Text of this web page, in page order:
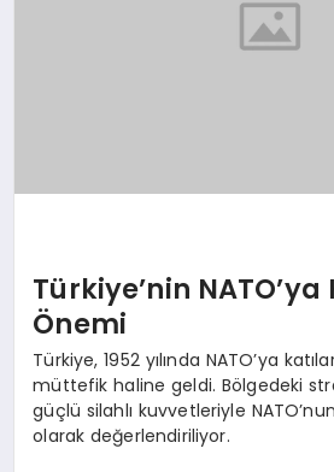
Türkiye’nin NATO’ya
Önemi
Türkiye, 1952 yılında NATO’ya
müttefik haline geldi. Bölgedeki
güçlü silahlı kuvvetleriyle
olarak değerlendiriliyor.